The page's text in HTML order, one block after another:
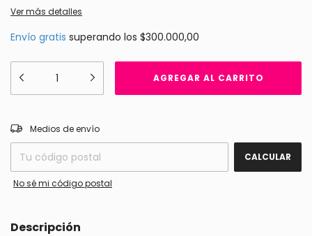
Ver más detalles
Envío gratis superando los $300.000,00
Entregas para el CP:
Medios de envío
CALCULAR
No sé mi código postal
Descripción